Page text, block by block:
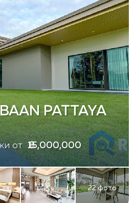
22 фото
PATTAYA
от ฿ 15,000,000